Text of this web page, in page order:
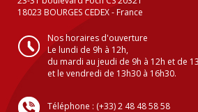
18023 BOURGES CEDEX - France
Nos horaires d'ouverture
Le lundi de 9h à 12h,
du mardi au jeudi de 9h à 12h et de
et le vendredi de 13h30 à 16h30.
Téléphone : (+33) 2 48 48 58 58